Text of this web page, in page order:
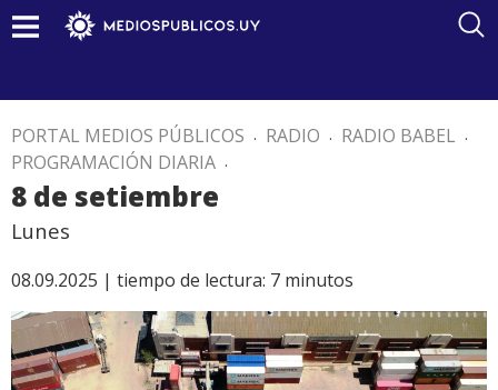
PORTAL MEDIOS PÚBLICOS . RADIO . RADIO BABEL .
PROGRAMACIÓN DIARIA .
8 de setiembre
Lunes
08.09.2025 | tiempo de lectura: 7 minutos